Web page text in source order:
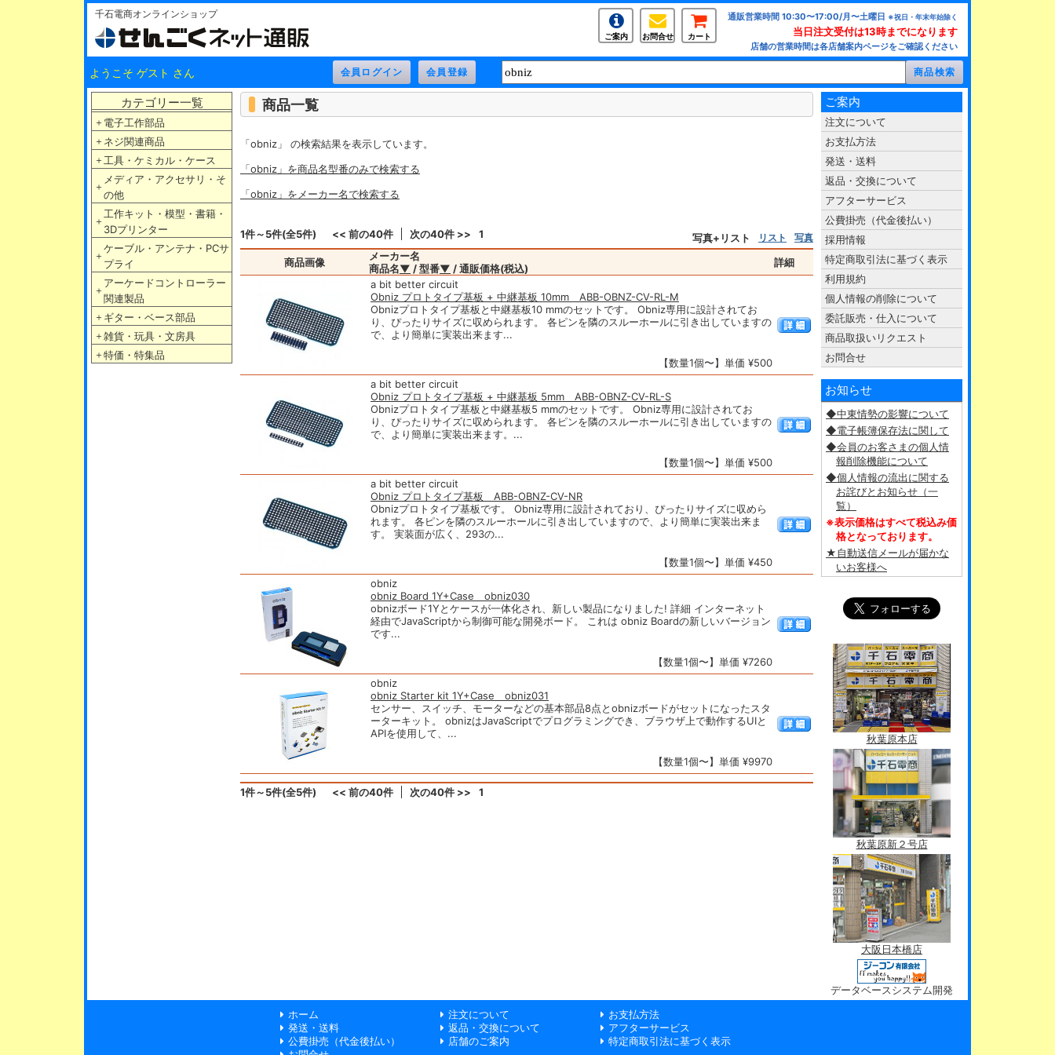
千石電商オンラインショップ
ご案内 お問合せ カート
通販営業時間 10:30〜17:00/月〜土曜日 ※祝日・年末年始除く
当日注文受付は13時までになります
店舗の営業時間は各店舗案内ページをご確認ください
ようこそ ゲスト さん
カテゴリー一覧
＋ 電子工作部品
＋ ネジ関連商品
＋ 工具・ケミカル・ケース
＋
メディア・アクセサリ・そ
の他
＋
工作キット・模型・書籍・
3Dプリンター
＋
ケーブル・アンテナ・PCサ
プライ
＋
アーケードコントローラー
関連製品
＋ ギター・ベース部品
＋ 雑貨・玩具・文房具
＋ 特価・特集品
商品一覧
「obniz」 の検索結果を表示しています。
「obniz」を商品名型番のみで検索する
「obniz」をメーカー名で検索する
1件～5件(全5件) << 前の40件 次の40件 >> 1 写真+リスト リスト 写真
商品画像
メーカー名
商品名▼ / 型番▼ / 通販価格(税込)
詳細
a bit better circuit
Obniz プロトタイプ基板 + 中継基板 10mm ABB-OBNZ-CV-RL-M
Obnizプロトタイプ基板と中継基板10 mmのセットです。 Obniz専用に設計されてお
り、ぴったりサイズに収められます。 各ピンを隣のスルーホールに引き出していますの
で、より簡単に実装出来ます...
【数量1個〜】単価 ¥500
a bit better circuit
Obniz プロトタイプ基板 + 中継基板 5mm ABB-OBNZ-CV-RL-S
Obnizプロトタイプ基板と中継基板5 mmのセットです。 Obniz専用に設計されてお
り、ぴったりサイズに収められます。 各ピンを隣のスルーホールに引き出していますの
で、より簡単に実装出来ます。...
【数量1個〜】単価 ¥500
a bit better circuit
Obniz プロトタイプ基板 ABB-OBNZ-CV-NR
Obnizプロトタイプ基板です。 Obniz専用に設計されており、ぴったりサイズに収めら
れます。 各ピンを隣のスルーホールに引き出していますので、より簡単に実装出来ま
す。 実装面が広く、293の...
【数量1個〜】単価 ¥450
obniz
obniz Board 1Y+Case obniz030
obnizボード1Yとケースが一体化され、新しい製品になりました! 詳細 インターネット
経由でJavaScriptから制御可能な開発ボード。 これは obniz Boardの新しいバージョン
です...
【数量1個〜】単価 ¥7260
obniz
obniz Starter kit 1Y+Case obniz031
センサー、スイッチ、モーターなどの基本部品8点とobnizボードがセットになったスタ
ーターキット。 obnizはJavaScriptでプログラミングでき、ブラウザ上で動作するUIと
APIを使用して、...
【数量1個〜】単価 ¥9970
1件～5件(全5件) << 前の40件 次の40件 >> 1
ご案内
注文について
お支払方法
発送・送料
返品・交換について
アフターサービス
公費掛売（代金後払い）
採用情報
特定商取引法に基づく表示
利用規約
個人情報の削除について
委託販売・仕入について
商品取扱いリクエスト
お問合せ
お知らせ
◆中東情勢の影響について
◆電子帳簿保存法に関して
◆会員のお客さまの個人情
報削除機能について
◆個人情報の流出に関する
お詫びとお知らせ（一
覧）
※表示価格はすべて税込み価
格となっております。
★自動送信メールが届かな
いお客様へ
秋葉原本店
秋葉原新２号店
大阪日本橋店
データベースシステム開発
ホーム
注文について
お支払方法
発送・送料
返品・交換について
アフターサービス
公費掛売（代金後払い）
店舗のご案内
特定商取引法に基づく表示